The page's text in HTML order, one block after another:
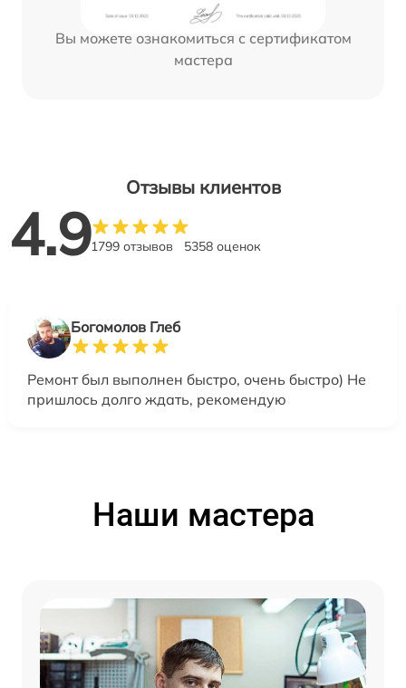
Вы можете ознакомиться с сертификатом
мастера
Отзывы клиентов
4.91799 отзывов 5358 оценок
Богомолов Глеб
Ремонт был выполнен быстро, очень быстро) Не
пришлось долго ждать, рекомендую
Наши мастера